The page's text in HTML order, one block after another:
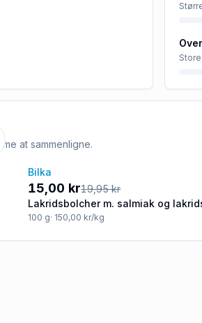
at sammenligne.
-25%
Bilka
15,00 kr19,95 kr
Lakridsbolcher m. salmiak og
100 g· 150,00 kr/kg